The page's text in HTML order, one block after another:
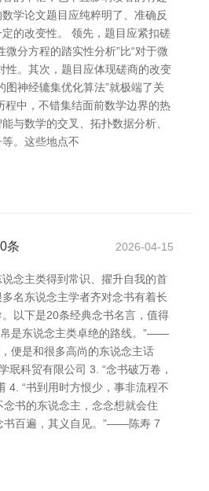
学论文题目应纯粹明了、准确反
的改变性。 领先，题目应紧扣磋
微分方程的踏实性分析”比“对于微
性。其次，题目应体现磋商的改变
图神经辘集优化算法”就极端了关
程中，不错集结面前数学边界的热
与数学的交叉、拓扑数据分析、
。这些地点不
条 2026-04-15
念主类得到常识、擢升自我的首
名东说念主学者齐对念书有着长
以下是20条经典念书名言，值得
帛是东说念主类卓绝的路线。”——
便是和很多高尚的东说念主话
科贸有限公司 3. “念书破万卷，
“书到用时方恨少，事非流程不
书的东说念主，念念想就会住
百遍，其义自见。”——陈寿 7